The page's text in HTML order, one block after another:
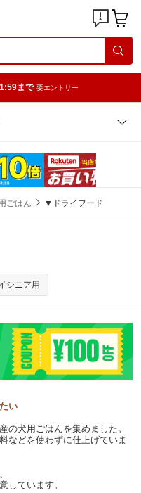
まで 要エントリー
ごはん ▼ドライフード
シニア用
い
の犬用ごはんを集めました。
などを使わずに仕上げていま
しています。